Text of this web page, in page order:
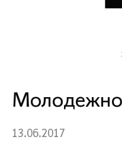
13.06.2017